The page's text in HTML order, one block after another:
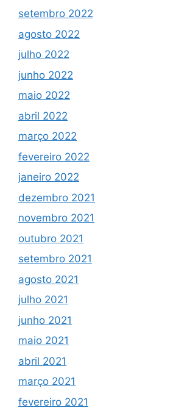
setembro 2022
agosto 2022
julho 2022
junho 2022
maio 2022
abril 2022
março 2022
fevereiro 2022
janeiro 2022
dezembro 2021
novembro 2021
outubro 2021
setembro 2021
agosto 2021
julho 2021
junho 2021
maio 2021
abril 2021
março 2021
fevereiro 2021